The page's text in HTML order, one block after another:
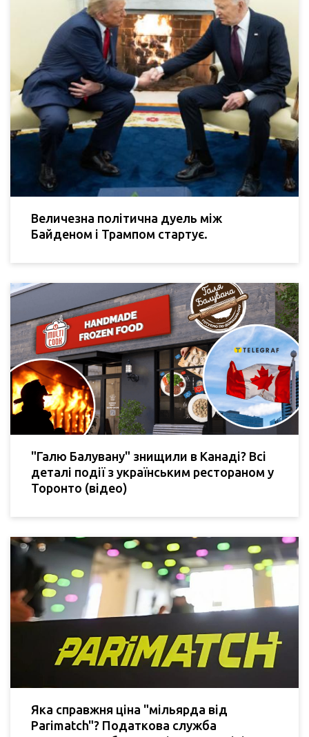
Величезна політична дуель між
Байденом і Трампом стартує.
"Галю Балувану" знищили в Канаді? Всі
деталі події з українським рестораном у
Торонто (відео)
Яка справжня ціна "мільярда від
Parimatch"? Податкова служба